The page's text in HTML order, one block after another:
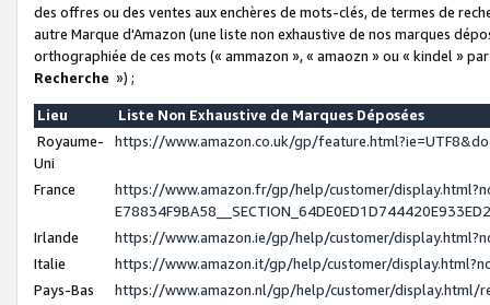
des offres ou des ventes aux enchères de mots-clés, de termes de
autre Marque d'Amazon (une liste non exhaustive de nos marques
orthographiée de ces mots (« ammazon », « amaozn » ou « kindel »
Recherche ») ;
Lieu
Liste Non Exhaustive de Marques Déposées
Royaume-
Uni
https://www.amazon.co.uk/gp/
France
https://www.amazon.fr/gp/help/customer/
Irlande
https://www.amazon.ie/gp/help/customer/
Italie
https://www.amazon.it/gp/help/customer/
Pays-Bas
https://www.amazon.nl/gp/help/customer/display.html/